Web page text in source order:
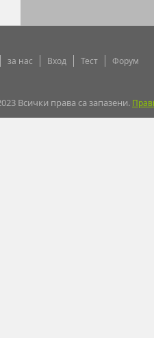
за нас Вход Тест Форум
Всички права са запазени.